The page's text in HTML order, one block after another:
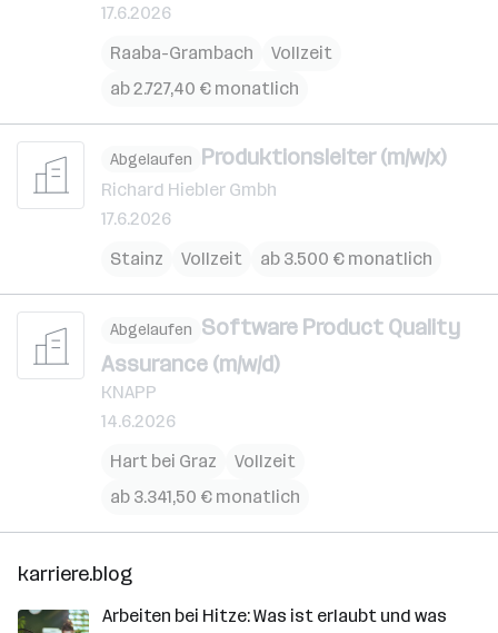
17.6.2026
Raaba-Grambach
Vollzeit
ab 2.727,40 € monatlich
Abgelaufen Produktionsleiter (m/w/x)
Richard Hiebler Gmbh
17.6.2026
Stainz
Vollzeit ab 3.500 € monatlich
Abgelaufen Software Product Quality
Assurance (m/w/d)
KNAPP
14.6.2026
Hart bei Graz
Vollzeit
ab 3.341,50 € monatlich
karriere.blog
Arbeiten bei Hitze: Was ist erlaubt und was